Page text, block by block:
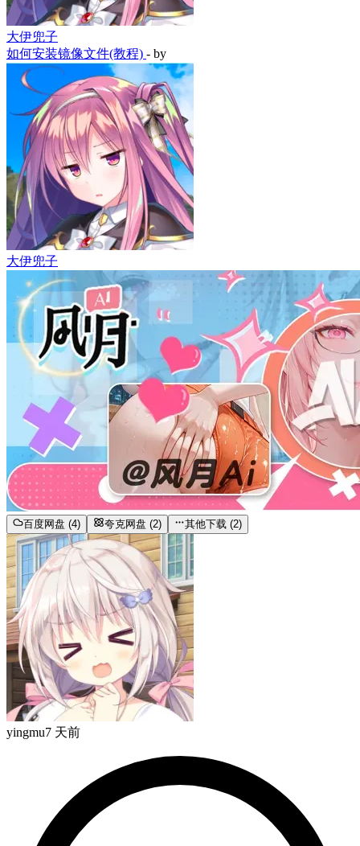
大伊兜子
如何安装镜像文件(教程) - by
大伊兜子
百度网盘 (4) 夸克网盘 (2) 其他下载 (2)
yingmu7 天前